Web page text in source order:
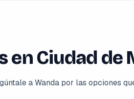
en Ciudad de
a Wanda por las opciones